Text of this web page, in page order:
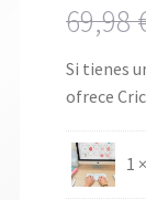
69,98
price
was:
price
is:
Si tienes
ofrece
1 ×